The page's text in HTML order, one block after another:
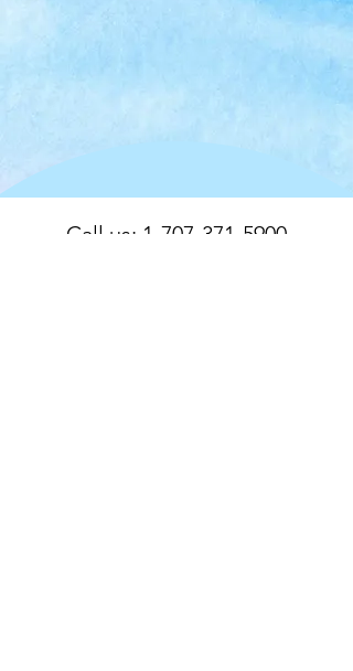
Call us: 1-707-371-5900